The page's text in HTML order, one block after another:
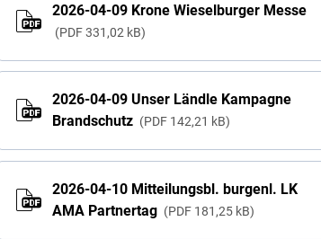
2026-04-09 Krone Wieselburger Messe
PDF 331,02 kB
2026-04-09 Unser Ländle Kampagne
Brandschutz
PDF 142,21 kB
2026-04-10 Mitteilungsbl. burgenl. LK
AMA Partnertag
PDF 181,25 kB